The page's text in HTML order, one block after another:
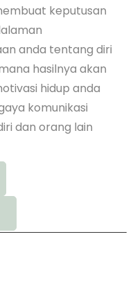
keputusan
anda tentang diri
hasilnya akan
hidup anda
komunikasi
dan orang lain